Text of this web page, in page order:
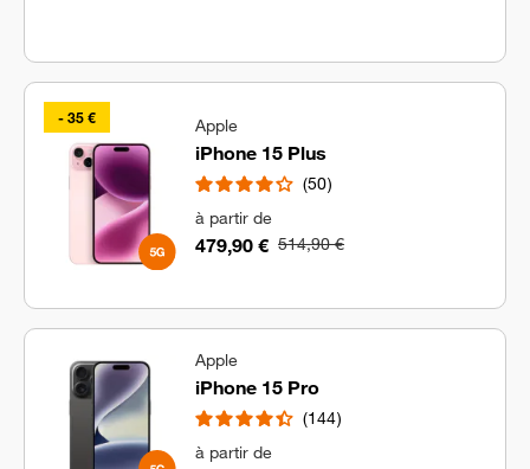
- 35 € Apple
iPhone 15 Plus
50
à partir de
479,90 € 514,90 €
Apple
iPhone 15 Pro
144
à partir de